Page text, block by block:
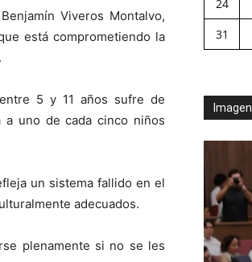
Viveros Montalvo,
está comprometiendo la
5 y 11 años sufre de
a uno de cada cinco niños
un sistema fallido en el
adecuados.
plenamente si no se les
24
31
Imagen